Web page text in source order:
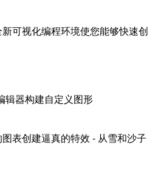
可视化编程环境使您能够快速创
辑器构建自定义图形
表创建逼真的特效 - 从雪和沙子